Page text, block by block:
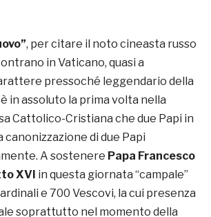
, per citare il noto cineasta russo
in Vaticano, quasi a
pressoché leggendario della
in assoluto la prima volta nella
Cattolico-Cristiana che due Papi in
di due Papi
A sostenere Papa Francesco
XVI in questa giornata “campale”
e 700 Vescovi, la cui presenza
soprattutto nel momento della